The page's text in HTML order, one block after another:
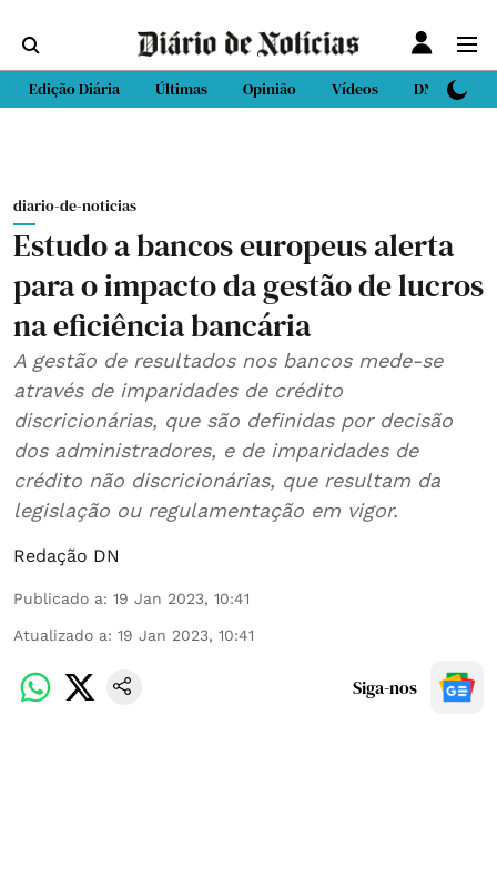
Edição Diária Últimas Opinião Vídeos DN Sport
diario-de-noticias
Estudo a bancos europeus alerta
para o impacto da gestão de lucros
na eficiência bancária
A gestão de resultados nos bancos mede-se
através de imparidades de crédito
discricionárias, que são definidas por decisão
dos administradores, e de imparidades de
crédito não discricionárias, que resultam da
legislação ou regulamentação em vigor.
Redação DN
Publicado a: 19 Jan 2023, 10:41
Atualizado a: 19 Jan 2023, 10:41
Siga-nos